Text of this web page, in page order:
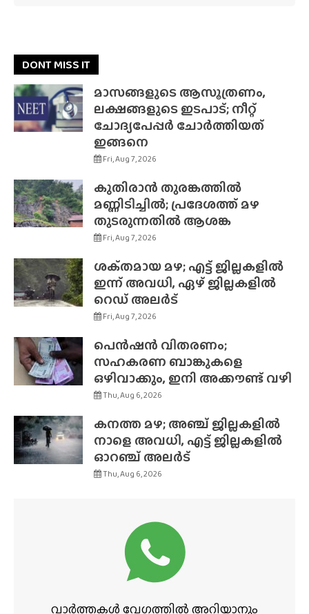
DONT MISS IT
മാസങ്ങളുടെ ആസൂത്രണം,
ലക്ഷങ്ങളുടെ ഇടപാട്; നീറ്റ്
ചോദ്യപേപ്പർ ചോർത്തിയത്
ഇങ്ങനെ
Fri, Aug 7, 2026
കുതിരാൻ തുരങ്കത്തിൽ
മണ്ണിടിച്ചിൽ; പ്രദേശത്ത് മഴ
തുടരുന്നതിൽ ആശങ്ക
Fri, Aug 7, 2026
ശക്‌തമായ മഴ; എട്ട് ജില്ലകളിൽ
ഇന്ന് അവധി, ഏഴ് ജില്ലകളിൽ
റെഡ് അലർട്
Fri, Aug 7, 2026
പെൻഷൻ വിതരണം;
സഹകരണ ബാങ്കുകളെ
ഒഴിവാക്കും, ഇനി അക്കൗണ്ട് വഴി
Thu, Aug 6, 2026
കനത്ത മഴ; അഞ്ച് ജില്ലകളിൽ
നാളെ അവധി, എട്ട് ജില്ലകളിൽ
ഓറഞ്ച് അലർട്
Thu, Aug 6, 2026
വാർത്തകൾ വേഗത്തിൽ അറിയാനും